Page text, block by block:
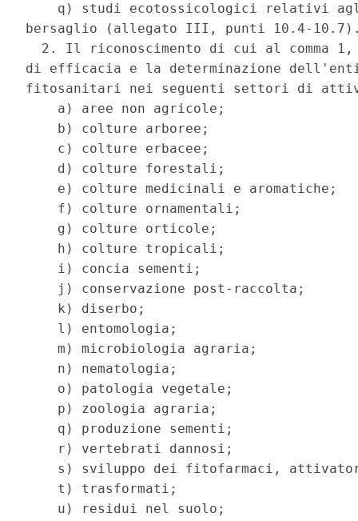
q) studi ecotossicologici relativi
bersaglio (allegato III, punti 10.4-
2. Il riconoscimento di cui al comma
di efficacia e la determinazione
fitosanitari nei seguenti settori di
    a) aree non agricole;
    b) colture arboree;
    c) colture erbacee;
    d) colture forestali;
    e) colture medicinali e aromatiche;
    f) colture ornamentali;
    g) colture orticole;
    h) colture tropicali;
    i) concia sementi;
    j) conservazione post-raccolta;
    k) diserbo;
    l) entomologia;
    m) microbiologia agraria;
    n) nematologia;
    o) patologia vegetale;
    p) zoologia agraria;
    q) produzione sementi;
    r) vertebrati dannosi;
s) sviluppo dei fitofarmaci,
    t) trasformati;
    u) residui nel suolo;